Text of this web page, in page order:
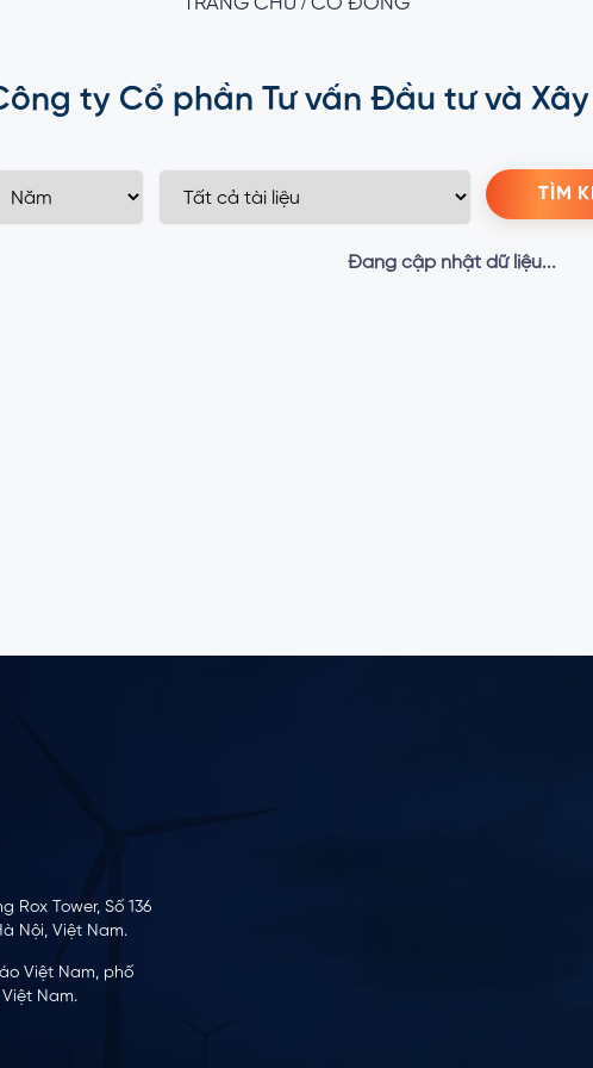
TRANG CHỦ CỔ ĐÔNG
ty Cổ phần Tư vấn Đầu tư và
TÌM
Đang cập nhật dữ liệu...
Rox Tower, Số 136
Nội, Việt Nam.
Việt Nam, phố
Nam.